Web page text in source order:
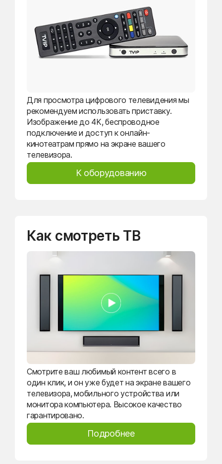
Для просмотра цифрового телевидения мы
рекомендуем использовать приставку.
Изображение до 4K, беспроводное
подключение и доступ к онлайн-
кинотеатрам прямо на экране вашего
телевизора.
К оборудованию
Как смотреть ТВ
Смотрите ваш любимый контент всего в
один клик, и он уже будет на экране вашего
телевизора, мобильного устройства или
монитора компьютера. Высокое качество
гарантировано.
Подробнее